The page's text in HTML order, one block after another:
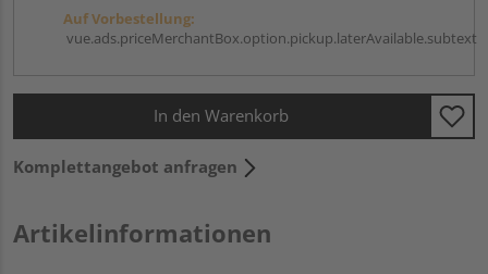
Auf Vorbestellung:
vue.ads.priceMerchantBox.option.pickup.laterAvailable.subtext
In den Warenkorb
Komplettangebot anfragen
Artikelinformationen